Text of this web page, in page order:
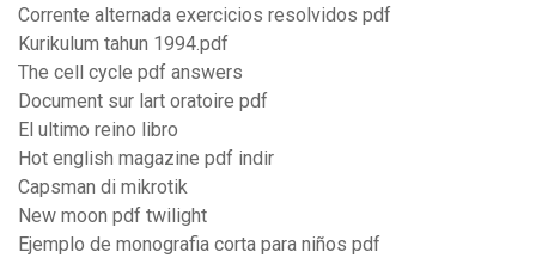
Corrente alternada exercicios resolvidos pdf
Kurikulum tahun 1994.pdf
The cell cycle pdf answers
Document sur lart oratoire pdf
El ultimo reino libro
Hot english magazine pdf indir
Capsman di mikrotik
New moon pdf twilight
Ejemplo de monografia corta para niños pdf